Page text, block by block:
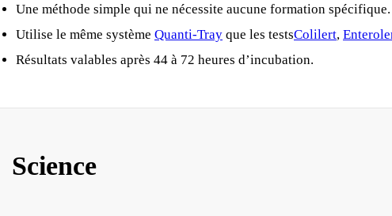
Une méthode simple qui ne nécessite aucune formation spécifique.
Utilise le même système Quanti-Tray que les testsColilert,
Résultats valables après 44 à 72 heures d’incubation.
Science